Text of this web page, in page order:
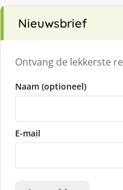
Nieuwsbrief
Ontvang de lekkerste
Naam (optioneel)
E-mail